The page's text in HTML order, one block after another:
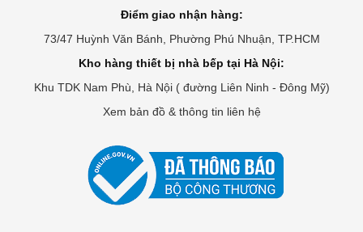
Điểm giao nhận hàng:
73/47 Huỳnh Văn Bánh, Phường Phú Nhuận, TP.HCM
Kho hàng thiết bị nhà bếp tại Hà Nội:
Khu TDK Nam Phù, Hà Nội ( đường Liên Ninh - Đông Mỹ)
Xem bản đồ & thông tin liên hệ